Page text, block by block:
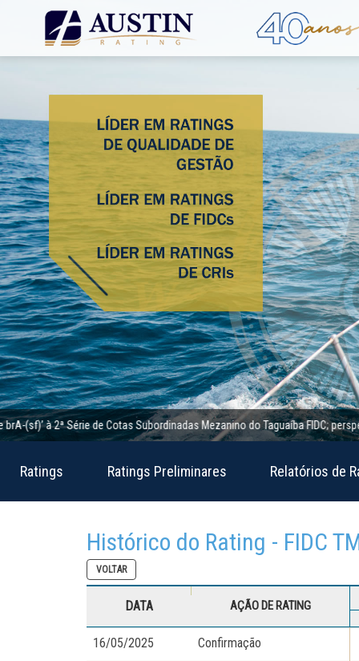
2ª Série de Cotas Subordinadas Mezanino do Taguaíba FIDC; perspectiva
Ratings Ratings Preliminares Relatórios de
Histórico do Rating - FIDC
VOLTAR
DATA AÇÃO DE RATING
16/05/2025 Confirmação